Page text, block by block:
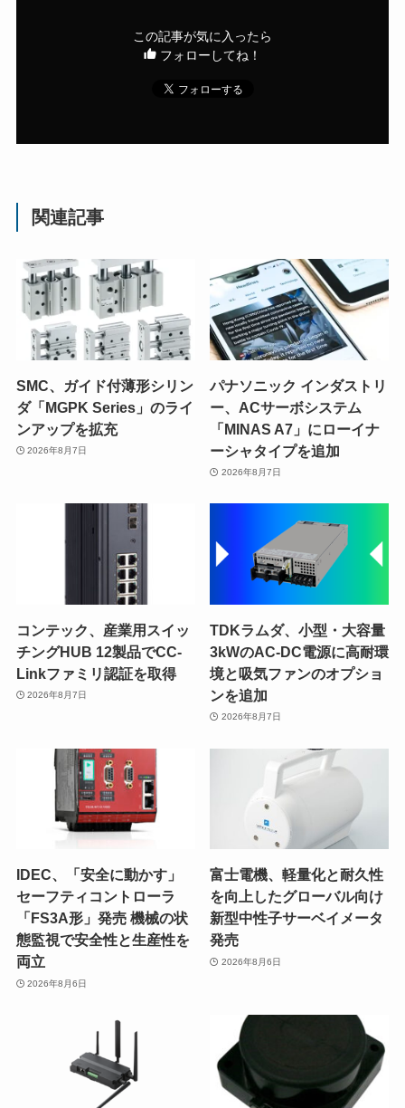
この記事が気に入ったら
フォローしてね！
関連記事
SMC、ガイド付薄形シリン
ダ「MGPK Series」のライ
ンアップを拡充
2026年8月7日
パナソニック インダストリ
ー、ACサーボシステム
「MINAS A7」にローイナ
ーシャタイプを追加
2026年8月7日
コンテック、産業用スイッ
チングHUB 12製品でCC-
Linkファミリ認証を取得
2026年8月7日
TDKラムダ、小型・大容量
3kWのAC-DC電源に高耐環
境と吸気ファンのオプショ
ンを追加
2026年8月7日
IDEC、「安全に動かす」
セーフティコントローラ
「FS3A形」発売 機械の状
態監視で安全性と生産性を
両立
2026年8月6日
富士電機、軽量化と耐久性
を向上したグローバル向け
新型中性子サーベイメータ
発売
2026年8月6日